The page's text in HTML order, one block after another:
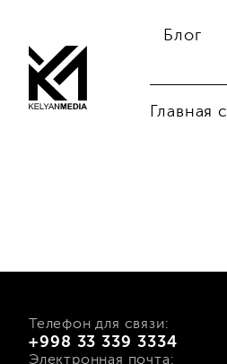
Блог
Главная
+998 33 339 3334
Телефон для связи:
Электронная почта: